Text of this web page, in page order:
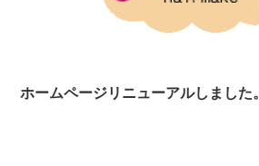
ホームページリニューアルしました。